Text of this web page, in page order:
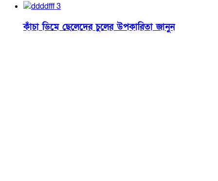
কাঁচা ডিমে ছেলেদের চুলের উপকারিতা জানুন